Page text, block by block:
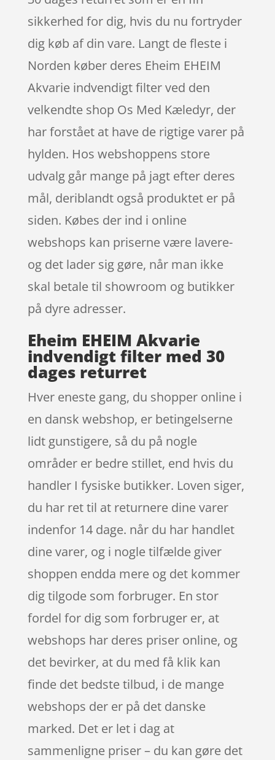
sikkerhed for dig, hvis du nu fortryder
dig køb af din vare. Langt de fleste i
Norden køber deres Eheim EHEIM
Akvarie indvendigt filter ved den
velkendte shop Os Med Kæledyr, der
har forstået at have de rigtige varer på
hylden. Hos webshoppens store
udvalg går mange på jagt efter deres
mål, deriblandt også produktet er på
siden. Købes der ind i online
webshops kan priserne være lavere-
og det lader sig gøre, når man ikke
skal betale til showroom og butikker
på dyre adresser.
Eheim EHEIM Akvarie
indvendigt filter med 30
dages returret
Hver eneste gang, du shopper online i
en dansk webshop, er betingelserne
lidt gunstigere, så du på nogle
områder er bedre stillet, end hvis du
handler I fysiske butikker. Loven siger,
du har ret til at returnere dine varer
indenfor 14 dage. når du har handlet
dine varer, og i nogle tilfælde giver
shoppen endda mere og det kommer
dig tilgode som forbruger. En stor
fordel for dig som forbruger er, at
webshops har deres priser online, og
det bevirker, at du med få klik kan
finde det bedste tilbud, i de mange
webshops der er på det danske
marked. Det er let i dag at
sammenligne priser – du kan gøre det